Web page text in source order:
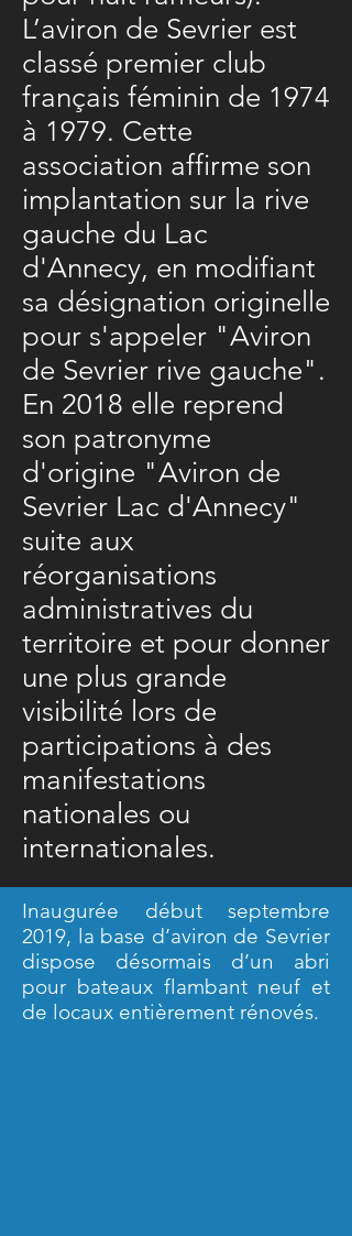
L’aviron de Sevrier est
classé premier club
français féminin de 1974
à 1979. Cette
association affirme son
implantation sur la rive
gauche du Lac
d'Annecy, en modifiant
sa désignation originelle
pour s'appeler "Aviron
de Sevrier rive gauche".
En 2018 elle reprend
son patronyme
d'origine "Aviron de
Sevrier Lac d'Annecy"
suite aux
réorganisations
administratives du
territoire et pour donner
une plus grande
visibilité lors de
participations à des
manifestations
nationales ou
internationales.
Inaugurée début septembre
2019, la base d’aviron de Sevrier
dispose désormais d’un abri
pour bateaux flambant neuf et
de locaux entièrement rénovés.